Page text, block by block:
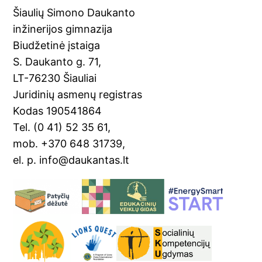
e
b
o
o
k
gl
e
Tr
a
n
sl
at
e
e
st
l
Šiaulių Simono Daukanto
inžinerijos gimnazija
Biudžetinė įstaiga
S. Daukanto g. 71,
LT-76230 Šiauliai
Juridinių asmenų registras
Kodas 190541864
Tel. (0 41) 52 35 61,
mob. +370 648 31739,
el. p. info@daukantas.lt